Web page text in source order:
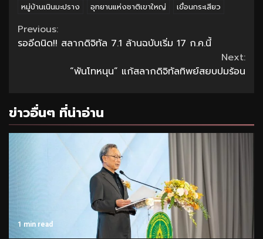
หมู่บ้านเนินมะปราง
อุทยานแห่งชาติเขาใหญ่ เขื่อนกระเสียว
Continue
Reading
Previous:
รออีดนิด!! สลากดิจิทัล 7.1 ล้านฉบับเริ่ม 17 ก.ค.นี้
Next:
“พันโทหนุน” แก้สลากดิจิทัลทิพย์สยบปมร้อน
ข่าวอื่นๆ ที่น่าอ่าน
1 min read